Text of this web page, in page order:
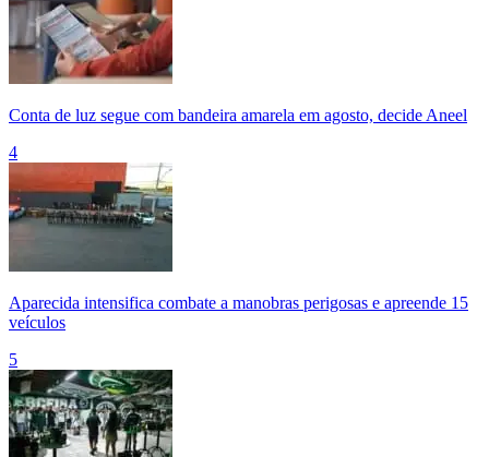
Conta de luz segue com bandeira amarela em agosto, decide Aneel
4
Aparecida intensifica combate a manobras perigosas e apreende 15
veículos
5